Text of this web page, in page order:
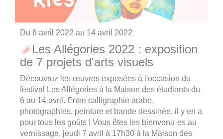
Du 6 avril 2022 au 14 avril 2022
Les Allégories 2022 : exposition
de 7 projets d'arts visuels
Découvrez les œuvres exposées à l'occasion du
festival Les Allégories à la Maison des étudiants du
6 au 14 avril. Entre calligraphie arabe,
photographies, peinture et bande dessinée, il y en a
pour tous les goûts ! Vous êtes les bienvenu·es au
vernissage, jeudi 7 avril à 17h30 à la Maison des